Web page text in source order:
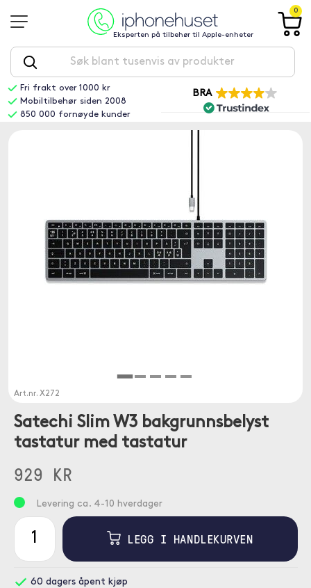
Eksperten på tilbehør til Apple-enheter
0
Fri frakt over 1000 kr
Mobiltilbehør siden 2008
850 000 fornøyde kunder
BRA
Art.nr. X272
Satechi Slim W3 bakgrunnsbelyst
tastatur med tastatur
929 KR
Levering ca. 4-10 hverdager
LEGG I HANDLEKURVEN
60 dagers åpent kjøp